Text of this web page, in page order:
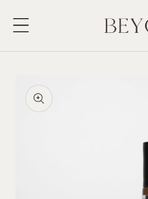
content
product
information